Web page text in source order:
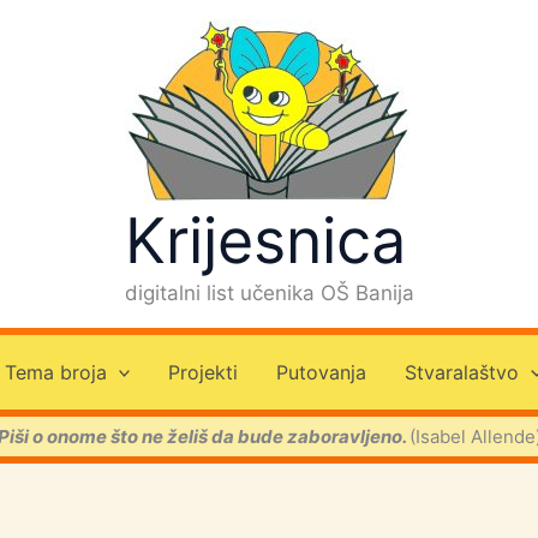
Krijesnica
digitalni list učenika OŠ Banija
Tema broja Projekti Putovanja Stvaralaštvo
o onome što ne želiš da bude zaboravljeno. (Isabel